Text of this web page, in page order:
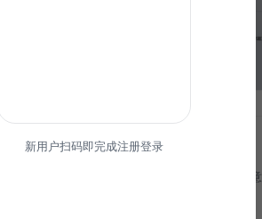
简介
年度创意工作概述，核心创
新用户扫码即完成注册登录